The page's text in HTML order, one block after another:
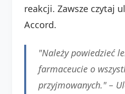
reakcji. Zawsze czytaj
Accord.
"Należy powiedzieć
farmaceucie o
przyjmowanych." –